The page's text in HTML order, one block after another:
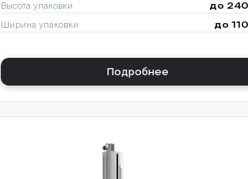
Высота упаковки до
Ширина упаковки до
Подробнее